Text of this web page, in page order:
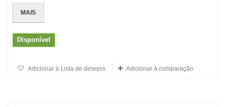
MAIS
Disponível
Adicionar à Lista de desejos Adicionar à comparação